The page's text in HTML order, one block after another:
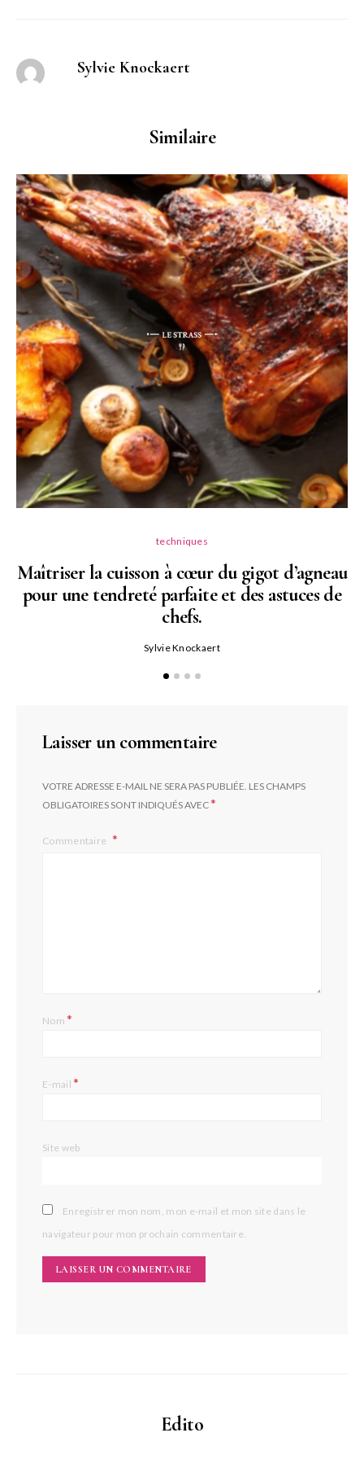
Sylvie Knockaert
Similaire
techniques
Maîtriser la cuisson à cœur du gigot d’agneau
pour une tendreté parfaite et des astuces de
chefs.
Sylvie Knockaert
Laisser un commentaire
VOTRE ADRESSE E-MAIL NE SERA PAS PUBLIÉE. LES CHAMPS
OBLIGATOIRES SONT INDIQUÉS AVEC*
Commentaire
Nom*
E-mail*
Site web
Enregistrer mon nom, mon e-mail et mon site dans le
navigateur pour mon prochain commentaire.
Edito